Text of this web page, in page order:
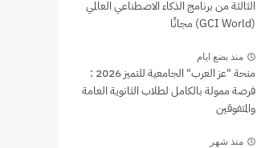
الثالثة من برنامج الذكاء الاصطناعي العالمي
(GCI World) مجانًا
منذ بضع ايام
منحة "عز العرب" الجامعية للتميز 2026 :
فرصة ممولة بالكامل لطلاب الثانوية العامة
والمتفوقين
منذ شهر